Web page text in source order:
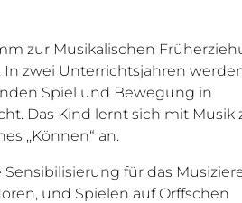
zur Musikalischen
zwei Unterrichtsjahren
Spiel und Bewegung in
Das Kind lernt sich mit Musik
,,Können“ an.
für das
und Spielen auf Orffschen